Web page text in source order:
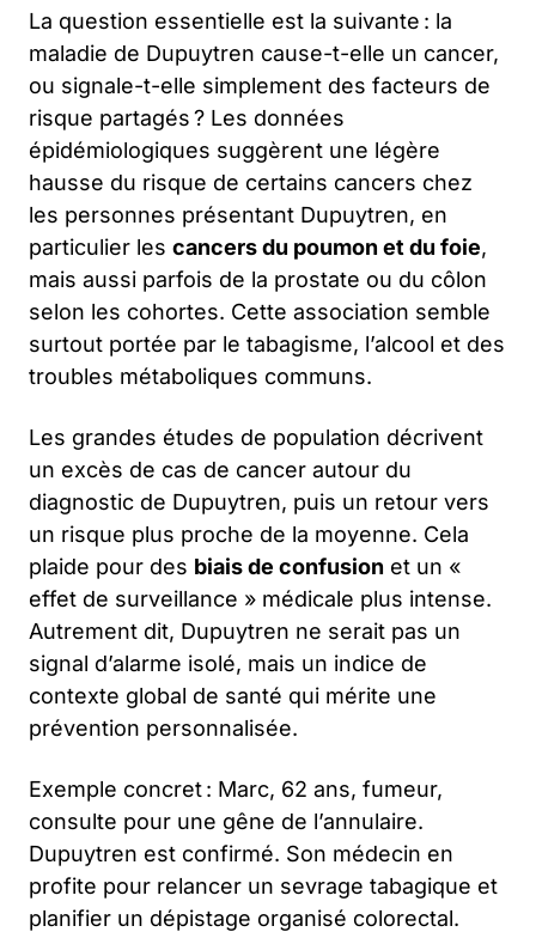
La question essentielle est la suivante : la
maladie de Dupuytren cause-t-elle un cancer,
ou signale-t-elle simplement des facteurs de
risque partagés ? Les données
épidémiologiques suggèrent une légère
hausse du risque de certains cancers chez
les personnes présentant Dupuytren, en
particulier les cancers du poumon et du foie,
mais aussi parfois de la prostate ou du côlon
selon les cohortes. Cette association semble
surtout portée par le tabagisme, l’alcool et des
troubles métaboliques communs.
Les grandes études de population décrivent
un excès de cas de cancer autour du
diagnostic de Dupuytren, puis un retour vers
un risque plus proche de la moyenne. Cela
plaide pour des biais de confusion et un «
effet de surveillance » médicale plus intense.
Autrement dit, Dupuytren ne serait pas un
signal d’alarme isolé, mais un indice de
contexte global de santé qui mérite une
prévention personnalisée.
Exemple concret : Marc, 62 ans, fumeur,
consulte pour une gêne de l’annulaire.
Dupuytren est confirmé. Son médecin en
profite pour relancer un sevrage tabagique et
planifier un dépistage organisé colorectal.